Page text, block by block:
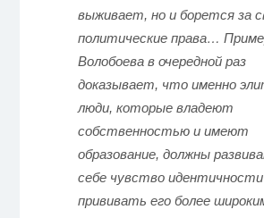
выживает, но и борется за
политические права…
Волобоева в очередной раз
доказывает, что именно
люди, которые владеют
собственностью и имеют
образование, должны
себе чувство
прививать его более